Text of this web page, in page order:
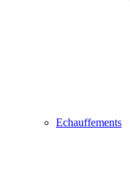
Echauffements